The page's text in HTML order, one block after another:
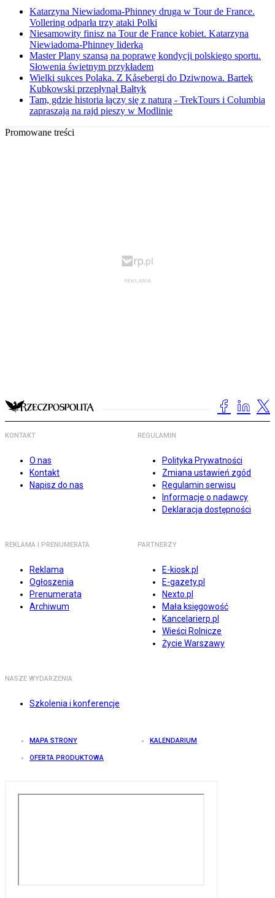
Katarzyna Niewiadoma-Phinney druga w Tour de France.
Vollering odparła trzy ataki Polki
Niesamowity finisz na Tour de France kobiet. Katarzyna
Niewiadoma-Phinney liderką
Master Plany szansą na poprawę kondycji polskiego sportu.
Słowenia świetnym przykładem
Wielki sukces Polaka. Z Kåsebergi do Dziwnowa. Bartek
Kubkowski przepłynął Bałtyk
Tam, gdzie historia łączy się z naturą - TrekTours i Columbia
zapraszają na rajd pieszy w Modlinie
Promowane treści
KONTAKT
O nas
Kontakt
Napisz do nas
REGULAMIN
Polityka Prywatności
Zmiana ustawień zgód
Regulamin serwisu
Informacje o nadawcy
Deklaracja dostępności
REKLAMA I PRENUMERATA
Reklama
Ogłoszenia
Prenumerata
Archiwum
PARTNERZY
E-kiosk.pl
E-gazety.pl
Nexto.pl
Mała księgowość
Kancelarierp.pl
Wieści Rolnicze
Życie Warszawy
NASZE WYDARZENIA
Szkolenia i konferencje
MAPA STRONY KALENDARIUM
OFERTA PRODUKTOWA